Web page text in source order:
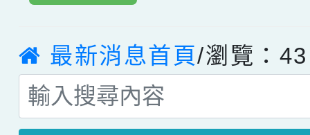
最新消息首頁/瀏覽：43